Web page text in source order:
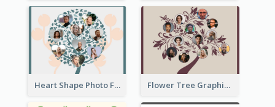
Heart Shape Photo Family Tree Flower Tree Graphic Family Tree